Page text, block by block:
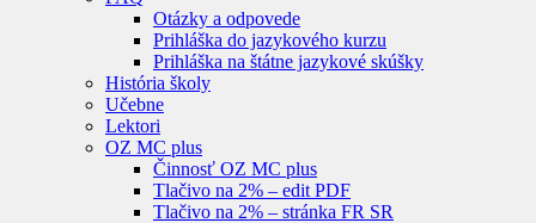
Otázky a odpovede
Prihláška do jazykového kurzu
Prihláška na štátne jazykové skúšky
História školy
Učebne
Lektori
OZ MC plus
Činnosť OZ MC plus
Tlačivo na 2% – edit PDF
Tlačivo na 2% – stránka FR SR